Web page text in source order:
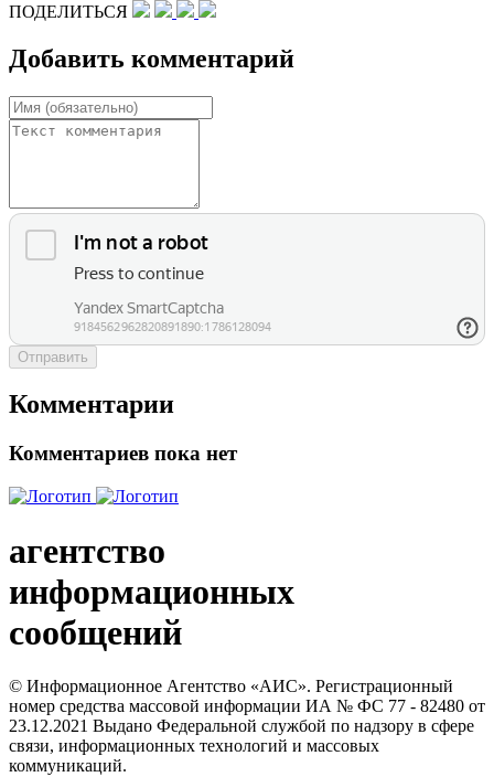
ПОДЕЛИТЬСЯ
Добавить комментарий
Отправить
Комментарии
Комментариев пока нет
агентство
информационных
сообщений
© Информационное Агентство «АИС». Регистрационный
номер средства массовой информации ИА № ФС 77 - 82480 от
23.12.2021 Выдано Федеральной службой по надзору в сфере
связи, информационных технологий и массовых
коммуникаций.